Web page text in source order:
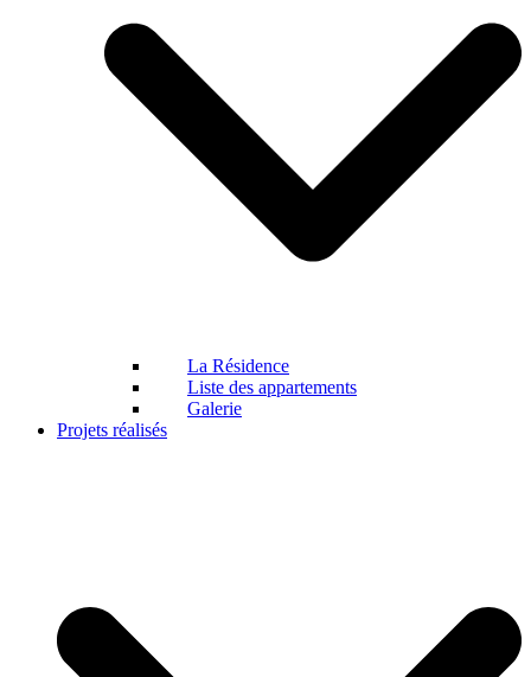
La Résidence
Liste des appartements
Galerie
Projets réalisés